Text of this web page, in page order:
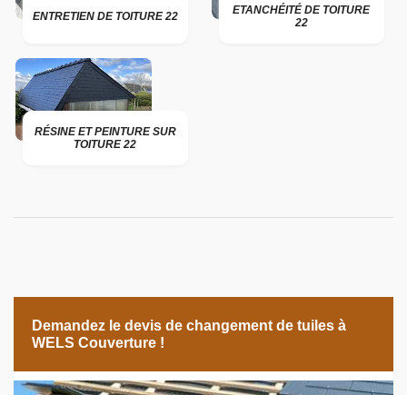
ENTRETIEN DE TOITURE 22
ETANCHÉITÉ DE TOITURE
22
RÉSINE ET PEINTURE SUR
TOITURE 22
Demandez le devis de changement de tuiles à
WELS Couverture !